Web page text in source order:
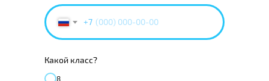
+7
Какой класс?
8